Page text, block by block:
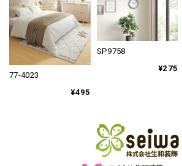
77-4023
¥495
SP9758
¥275